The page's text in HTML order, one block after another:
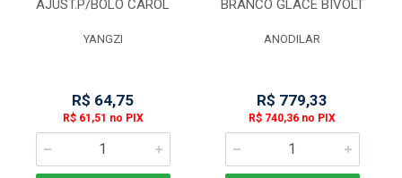
AJUST.P/BOLO CAROL
YANGZI
R$ 64,75
R$ 61,51 no PIX
BRANCO GLACE BIVOLT
ANODILAR
R$ 779,33
R$ 740,36 no PIX